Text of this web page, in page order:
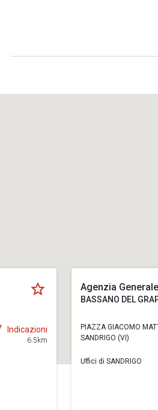
Indicazioni
6.5km
Agenzia
BASSANO DEL
PIAZZA GIACOMO
SANDRIGO (VI)
Uffici di SANDRIGO